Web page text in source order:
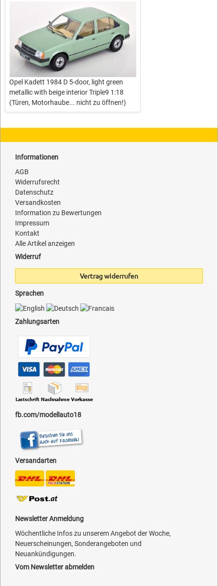
Opel Kadett 1984 D 5-door, light green
metallic with beige interior Triple9 1:18
(Türen, Motorhaube... nicht zu öffnen!)
Informationen
AGB
Widerrufsrecht
Datenschutz
Versandkosten
Information zu Bewertungen
Impressum
Kontakt
Alle Artikel anzeigen
Widerruf
Vertrag widerrufen
Sprachen
Zahlungsarten
fb.com/modellauto18
Versandarten
Newsletter Anmeldung
Wöchentliche Infos zu unserem Angebot der Woche,
Neuerscheinungen, Sonderangeboten und
Neuankündigungen.
Vom Newsletter abmelden